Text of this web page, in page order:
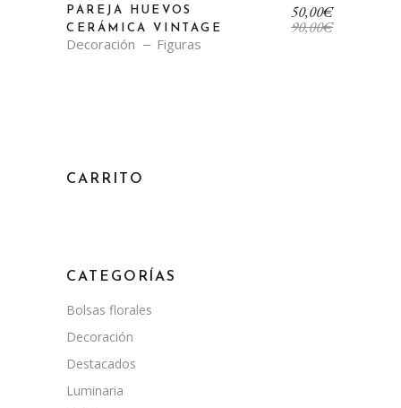
PAREJA HUEVOS
CERÁMICA VINTAGE
Decoración Figuras
90,00€
El
precio
50,00€El
precio
CARRITO
CATEGORÍAS
Bolsas florales
Decoración
Destacados
Luminaria